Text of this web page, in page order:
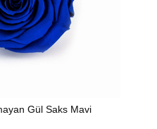
Gül Saks Mavi